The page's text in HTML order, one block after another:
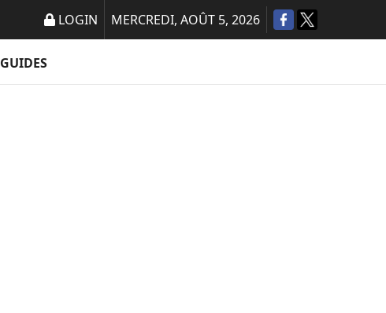
LOGIN MERCREDI, AOÛT 5, 2026
GUIDES